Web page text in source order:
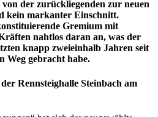
der zurückliegenden zur neuen
kein markanter Einschnitt.
Gremium mit
nahtlos daran an, was der
knapp zweieinhalb Jahren seit
Weg gebracht habe.
Rennsteighalle Steinbach am